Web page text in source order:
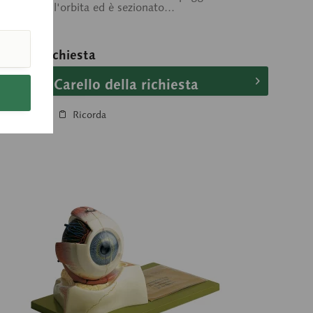
dell'orbita ed è sezionato...
su richiesta
Carello della richiesta
Ricorda